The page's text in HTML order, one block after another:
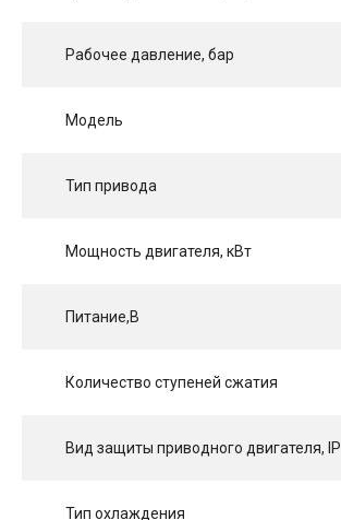
Рабочее давление, бар
Модель
Тип привода
Мощность двигателя, кВт
Питание,В
Количество ступеней сжатия
Вид защиты приводного двигателя, IP
Тип охлаждения